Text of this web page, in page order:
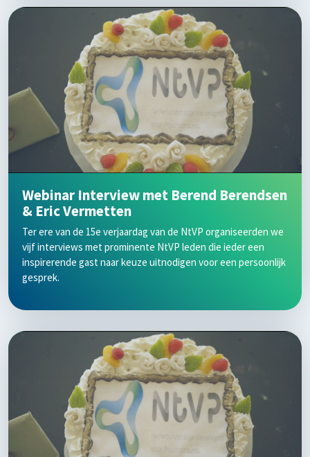
Webinar Interview met Berend Berendsen
& Eric Vermetten
Ter ere van de 15e verjaardag van de NtVP organiseerden we
vijf interviews met prominente NtVP leden die ieder een
inspirerende gast naar keuze uitnodigen voor een persoonlijk
gesprek.